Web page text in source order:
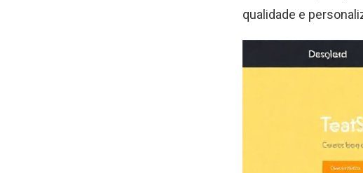
qualidade e